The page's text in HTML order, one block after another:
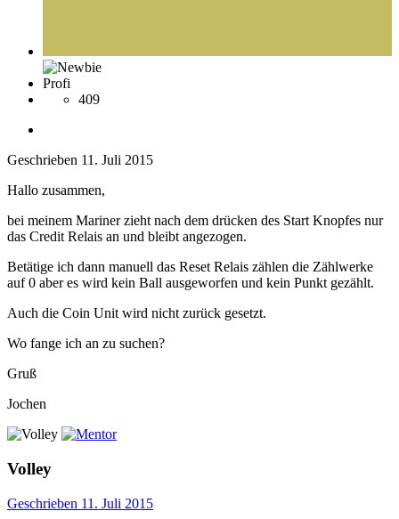
Profi
409
Geschrieben 11. Juli 2015
Hallo zusammen,
bei meinem Mariner zieht nach dem drücken des Start Knopfes nur
das Credit Relais an und bleibt angezogen.
Betätige ich dann manuell das Reset Relais zählen die Zählwerke
auf 0 aber es wird kein Ball ausgeworfen und kein Punkt gezählt.
Auch die Coin Unit wird nicht zurück gesetzt.
Wo fange ich an zu suchen?
Gruß
Jochen
Volley
Geschrieben 11. Juli 2015